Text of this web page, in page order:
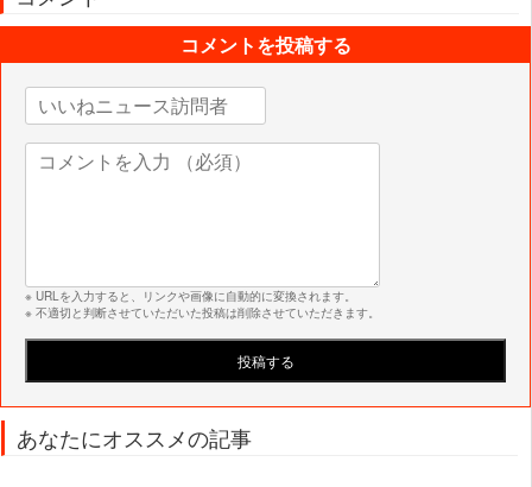
コメントを投稿する
※ URLを入力すると、リンクや画像に自動的に変換されます。
※ 不適切と判断させていただいた投稿は削除させていただきます。
あなたにオススメの記事